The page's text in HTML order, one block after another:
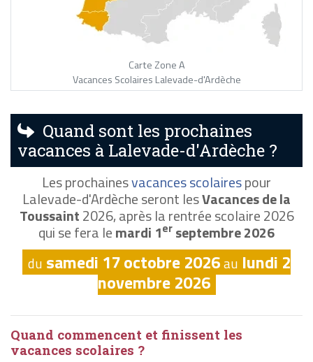
Carte Zone A
Vacances Scolaires Lalevade-d'Ardèche
Quand sont les prochaines
vacances à Lalevade-d'Ardèche ?
Les prochainesvacances scolairespour
Lalevade-d'Ardèche seront lesVacances de la
Toussaint2026, après la rentrée scolaire 2026
qui se fera lemardi 1er septembre 2026
du samedi 17 octobre 2026au lundi 2
novembre 2026
Quand commencent et finissent les
vacances scolaires ?